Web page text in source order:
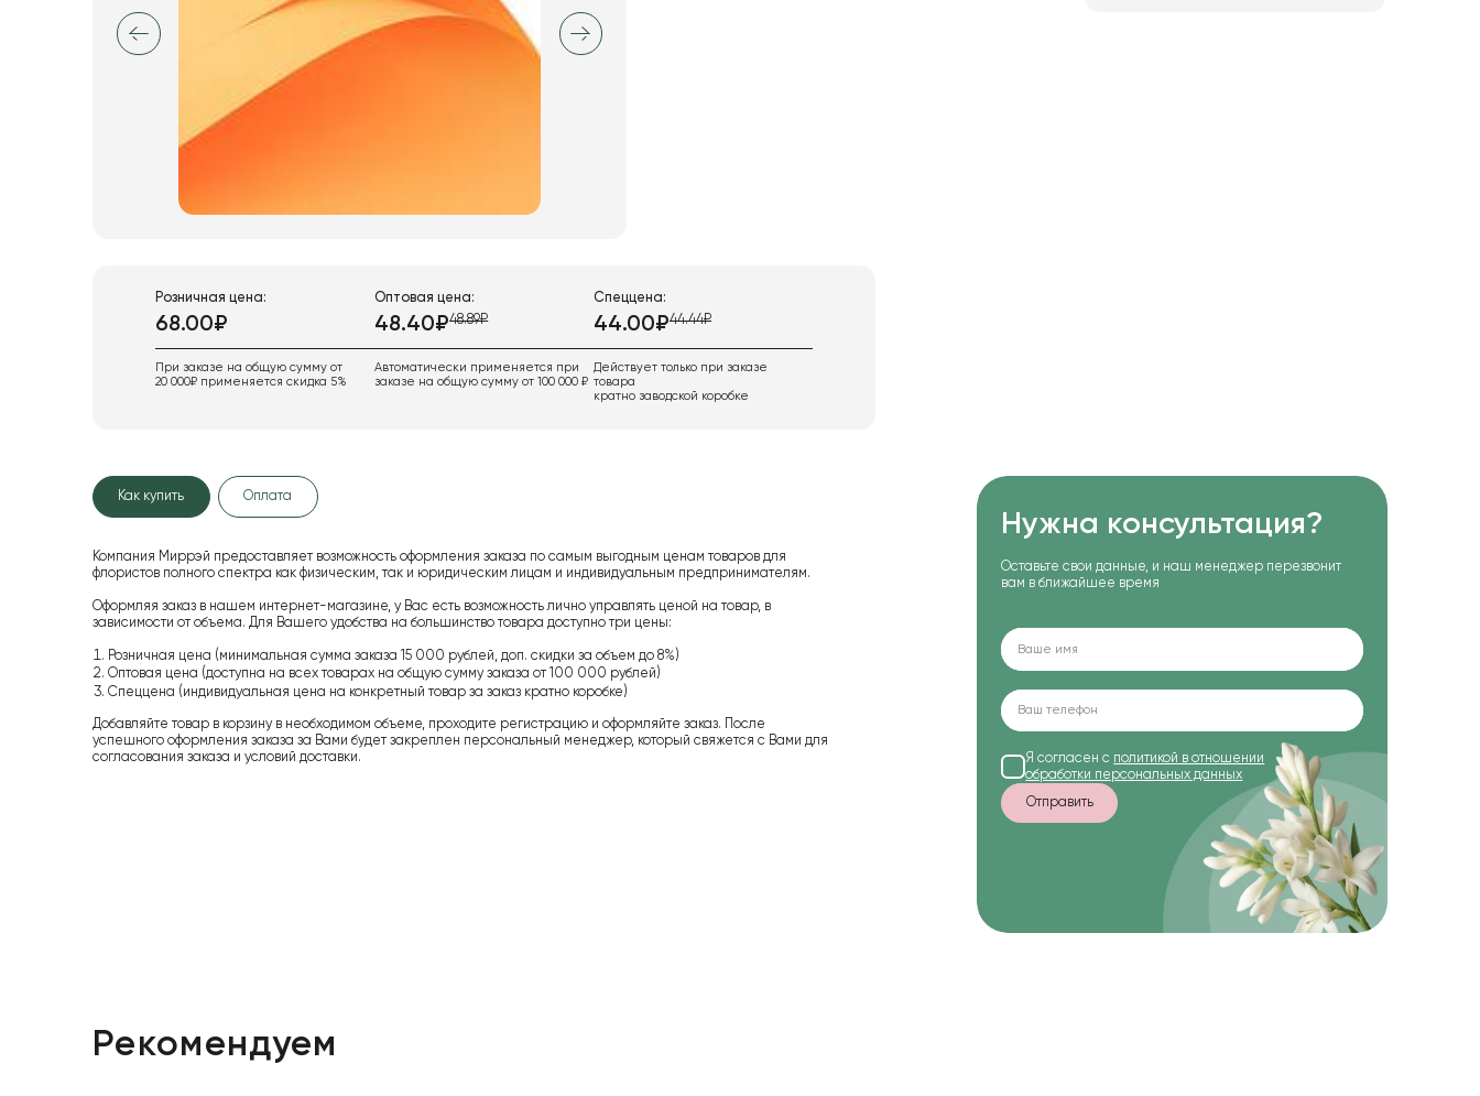
Розничная цена:
68.00₽
При заказе на общую сумму от
20 000₽ применяется скидка 5%
Оптовая цена:
48.40₽48.89₽
Автоматически применяется при
заказе на общую сумму от 100 000 ₽
Спеццена:
44.00₽44.44₽
Действует только при заказе
товара
кратно заводской коробке
Как купить Оплата
Компания Миррэй предоставляет возможность оформления заказа по самым выгодным ценам товаров для
флористов полного спектра как физическим, так и юридическим лицам и индивидуальным предпринимателям.
Оформляя заказ в нашем интернет-магазине, у Вас есть возможность лично управлять ценой на товар, в
зависимости от объема. Для Вашего удобства на большинство товара доступно три цены:
Розничная цена (минимальная сумма заказа 15 000 рублей, доп. скидки за объем до 8%)
Оптовая цена (доступна на всех товарах на общую сумму заказа от 100 000 рублей)
Спеццена (индивидуальная цена на конкретный товар за заказ кратно коробке)
Добавляйте товар в корзину в необходимом объеме, проходите регистрацию и оформляйте заказ. После
успешного оформления заказа за Вами будет закреплен персональный менеджер, который свяжется с Вами для
согласования заказа и условий доставки.
Нужна консультация?
Оставьте свои данные, и наш менеджер перезвонит
вам в ближайшее время
Я согласен с политикой в отношении
обработки персональных данных
Отправить
Рекомендуем